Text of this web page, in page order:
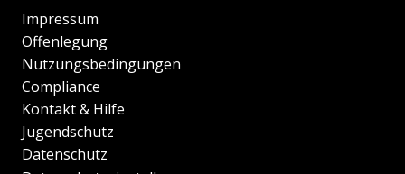
Impressum
Offenlegung
Nutzungsbedingungen
Compliance
Kontakt & Hilfe
Jugendschutz
Datenschutz